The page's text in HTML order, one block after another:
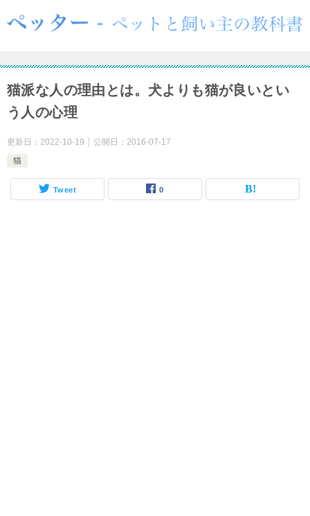
猫派な人の理由とは。犬よりも猫が良いとい
う人の心理
更新日： 2022-10-19 公開日： 2016-07-17
猫
Tweet 0